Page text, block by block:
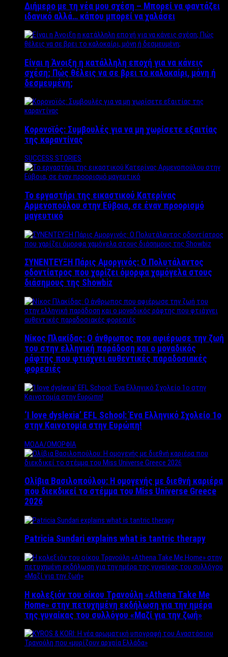
Διήμερο με τη νέα μου σχέση – Μπορεί να φαντάζει
ιδανικό αλλά… κάπου μπορεί να χαλάσει
Είναι η Άνοιξη η κατάλληλη εποχή για να κάνεις
σχέση; Πώς θέλεις να σε βρει το καλοκαίρι, μόνη ή
δεσμευμένη;
Κορονοϊός: Συμβουλές για να μη χωρίσετε εξαιτίας
της καραντίνας
SUCCESS STORIES
Το εργαστήρι της εικαστικού Κατερίνας
Αρμενοπούλου στην Εύβοια, σε έναν προορισμό
μαγευτικό
ΣΥΝΕΝΤΕΥΞΗ Πάρις Αμοργινός: O Πολυτάλαντος
οδοντίατρος που χαρίζει όμορφα χαμόγελα στους
διάσημους της Showbiz
Νίκος Πλακίδας: O άνθρωπος που αφιέρωσε την ζωή
του στην ελληνική παράδοση και ο μοναδικός
ράφτης που φτιάχνει αυθεντικές παραδοσιακές
φορεσιές
‘Ι love dyslexia’ EFL School: Ένα Ελληνικό Σχολείo 1ο
στην Καινοτομία στην Ευρώπη!
ΜΟΔΑ/ΟΜΟΡΦΙΑ
Ολίβια Βασιλοπούλου: Η ομογενής με διεθνή καριέρα
που διεκδικεί το στέμμα του Miss Universe Greece
2026
Patricia Sundari explains what is tantric therapy
Η κολεξιόν του οίκου Τρανούλη «Athena Take Me
Home» στην πετυχημένη εκδήλωση για την ημέρα
της γυναίκας του συλλόγου «Μαζί για την ζωή»